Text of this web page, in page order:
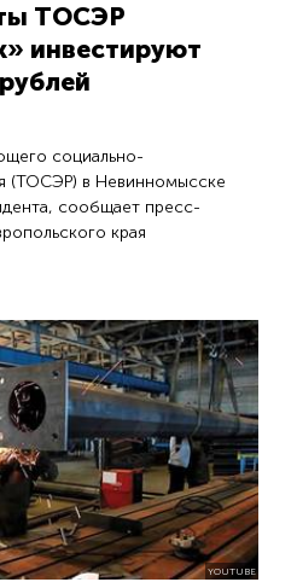
ТОСЭР
инвестируют
социально-
(ТОСЭР) в Невинномысске
сообщает пресс-
края
YOUTUBE